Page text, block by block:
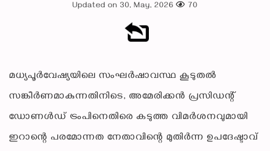
Updated on 30, May, 2026 70
മധ്യപൂർവേഷ്യയിലെ സംഘർഷാവസ്ഥ കൂടുതൽ
സങ്കീർണമാകുന്നതിനിടെ, അമേരിക്കൻ പ്രസിഡന്റ്
ഡോണൾഡ് ട്രംപിനെതിരെ കടുത്ത വിമർശനവുമായി
ഇറാന്റെ പരമോന്നത നേതാവിന്റെ മുതിർന്ന ഉപദേഷ്ടാവ്